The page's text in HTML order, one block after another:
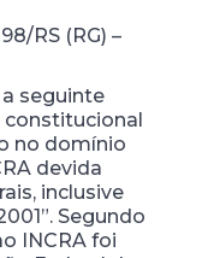
RS (RG) –
seguinte
constitucional
no domínio
devida
inclusive
Segundo
INCRA foi